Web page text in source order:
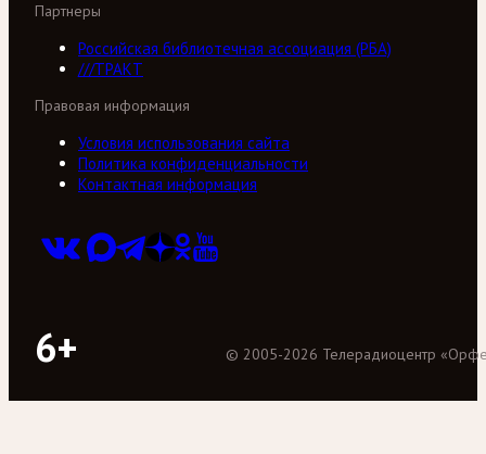
Партнеры
Российская библиотечная ассоциация (РБА)
///ТРАКТ
Правовая информация
Условия использования сайта
Политика конфиденциальности
Контактная информация
6+ © 2005-2026 Телерадиоцентр